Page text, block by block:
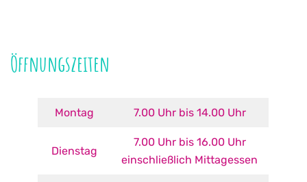
Öffnungszeiten
Montag 7.00 Uhr bis 14.00 Uhr
Dienstag
7.00 Uhr bis 16.00 Uhr
einschließlich Mittagessen